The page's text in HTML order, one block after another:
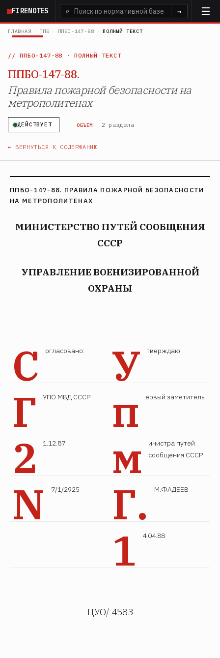
Перейти
основному
FIRENOTES ⌕ →
ГЛАВНАЯ › ППБ › ППБО-147-88 › ПОЛНЫЙ ТЕКСТ
ППБО-147-88 · ПОЛНЫЙ ТЕКСТ
ППБО-147-88.
Правила пожарной безопасности на
метрополитенах
ДЕЙСТВУЕТ · ОБЪЁМ: 2 раздела
← ВЕРНУТЬСЯ К СОДЕРЖАНИЮ
ППБО-147-88. ПРАВИЛА ПОЖАРНОЙ БЕЗОПАСНОСТИ
НА МЕТРОПОЛИТЕНАХ
МИНИСТЕРСТВО ПУТЕЙ СООБЩЕНИЯ
СССР
УПРАВЛЕНИЕ ВОЕНИЗИРОВАННОЙ
ОХРАНЫ
С огласовано: У тверждаю:
Г УПО МВД СССР п ервый заметитель
2 1.12.87 м
инистра путей
сообщения СССР
N 7/1/2925 Г. М.ФАДЕЕВ
1 4.04.88
ЦУО/ 4583